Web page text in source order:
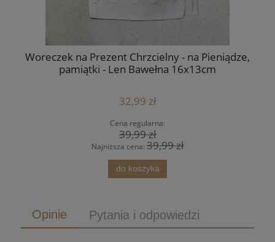
Woreczek na Prezent Chrzcielny - na Pieniądze,
pamiątki - Len Bawełna 16x13cm
32,99 zł
Cena regularna:
39,99 zł
Najniższa cena: 39,99 zł
do koszyka
Opinie Pytania i odpowiedzi